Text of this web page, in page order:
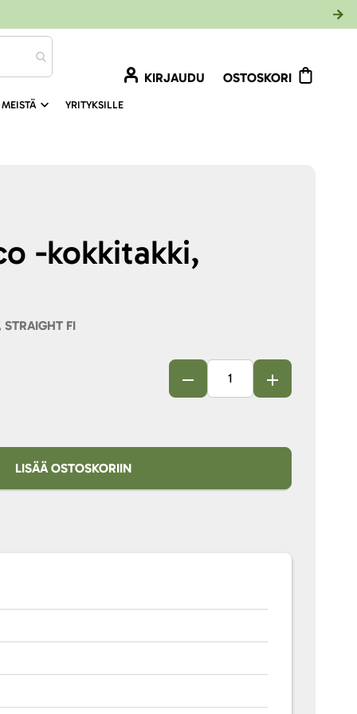
KIRJAUDU OSTOSKORI
YRITYKSILLE
-kokkitakki,
FI
LISÄÄ OSTOSKORIIN